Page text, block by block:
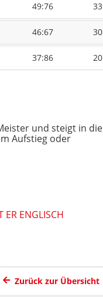
49:76 33
46:67 30
37:86
20
und steigt in die
Aufstieg oder
ER ENGLISCH
Zurück zur Übersicht